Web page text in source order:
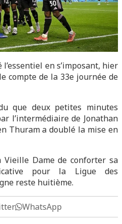
en s’imposant, hier
compte de la 33e journée de
que deux petites minutes
l’intermédiaire de Jonathan
Thuram a doublé la mise en
Dame de conforter sa
pour la Ligue des
reste huitième.
WhatsApp